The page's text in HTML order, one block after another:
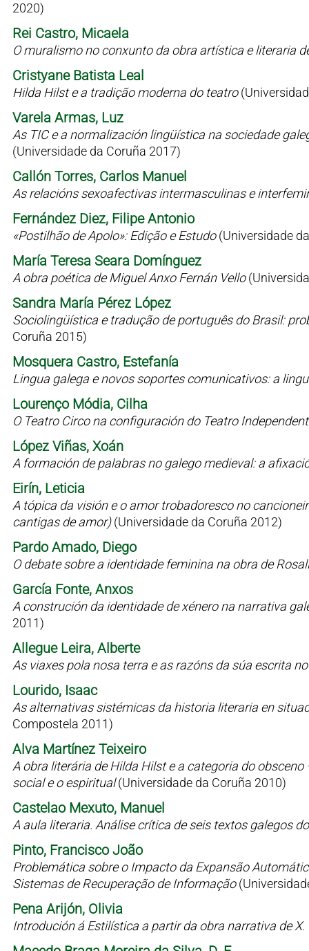
2020)
Rei Castro, Micaela
O muralismo no conxunto da obra artística e literaria
Cristyane Batista Leal
Hilda Hilst e a tradição moderna do teatro
Varela Armas, Luz
As TIC e a normalización lingüística na sociedade
(Universidade da Coruña 2017)
Callón Torres, Carlos Manuel
As relacións sexoafectivas intermasculinas e
Fernández Diez, Filipe Antonio
«Postilhão de Apolo»: Edição e Estudo(Universidade
María Teresa Seara Domínguez
A obra poética de Miguel Anxo Fernán Vello
Sandra María Pérez López
Sociolingüística e tradução de português do Brasil:
Coruña 2015)
Mosquera Castro, Estefanía
Lingua galega e novos soportes comunicativos: a
Lourenço Módia, Cilha
O Teatro Circo na configuración do Teatro
López Viñas, Xoán
A formación de palabras no galego medieval: a
Eirín, Leticia
A tópica da visión e o amor trobadoresco no
cantigas de amor)(Universidade da Coruña 2012)
Pardo Amado, Diego
O debate sobre a identidade feminina na obra de
García Fonte, Anxos
A construción da identidade de xénero na narrativa
2011)
Allegue Leira, Alberte
As viaxes pola nosa terra e as razóns da súa escrita
Lourido, Isaac
As alternativas sistémicas da historia literaria en
Compostela 2011)
Alva Martínez Teixeiro
A obra literária de Hilda Hilst e a categoria do
social e o espiritual(Universidade da Coruña 2010)
Castelao Mexuto, Manuel
A aula literaria. Análise crítica de seis textos galegos
Pinto, Francisco João
Problemática sobre o Impacto da Expansão
Sistemas de Recuperação de Informação
Pena Arijón, Olivia
Introdución á Estilística a partir da obra narrativa de X.